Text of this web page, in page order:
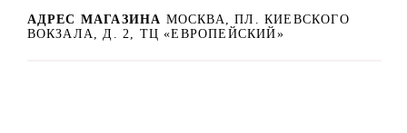
АДРЕС МАГАЗИНА МОСКВА, ПЛ. КИЕВСКОГО
ВОКЗАЛА, Д. 2, ТЦ «ЕВРОПЕЙСКИЙ»